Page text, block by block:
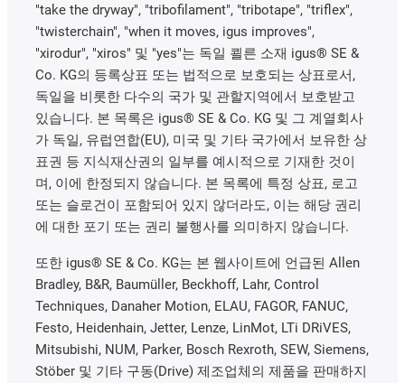
"take the dryway", "tribofilament", "tribotape", "triflex",
"twisterchain", "when it moves, igus improves",
"xirodur", "xiros" 및 "yes"는 독일 쾰른 소재 igus® SE &
Co. KG의 등록상표 또는 법적으로 보호되는 상표로서,
독일을 비롯한 다수의 국가 및 관할지역에서 보호받고
있습니다. 본 목록은 igus® SE & Co. KG 및 그 계열회사
가 독일, 유럽연합(EU), 미국 및 기타 국가에서 보유한 상
표권 등 지식재산권의 일부를 예시적으로 기재한 것이
며, 이에 한정되지 않습니다. 본 목록에 특정 상표, 로고
또는 슬로건이 포함되어 있지 않더라도, 이는 해당 권리
에 대한 포기 또는 권리 불행사를 의미하지 않습니다.
또한 igus® SE & Co. KG는 본 웹사이트에 언급된 Allen
Bradley, B&R, Baumüller, Beckhoff, Lahr, Control
Techniques, Danaher Motion, ELAU, FAGOR, FANUC,
Festo, Heidenhain, Jetter, Lenze, LinMot, LTi DRiVES,
Mitsubishi, NUM, Parker, Bosch Rexroth, SEW, Siemens,
Stöber 및 기타 구동(Drive) 제조업체의 제품을 판매하지